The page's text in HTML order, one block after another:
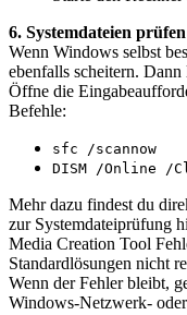
6. Systemdateien prüfen
Wenn Windows selbst
ebenfalls scheitern.
Öffne die
Befehle:
sfc /scannow
DISM /Online /
Mehr dazu findest du
zur Systemdateiprüfung
Media Creation Tool
Standardlösungen nicht
Wenn der Fehler bleibt,
Windows-Netzwerk-